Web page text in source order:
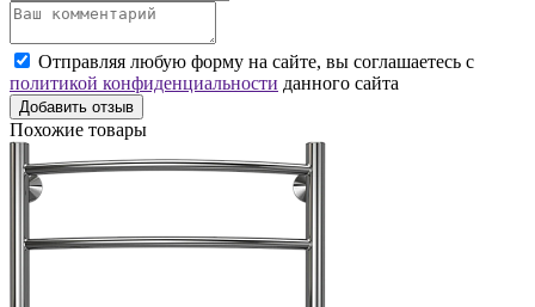
Отправляя любую форму на сайте, вы соглашаетесь с
политикой конфиденциальности данного сайта
Добавить отзыв
Похожие товары